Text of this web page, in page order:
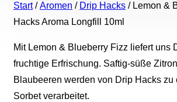
Start/Aromen / Drip Hacks / Lemon &
Hacks Aroma Longfill 10ml
Mit Lemon & Blueberry Fizz liefert uns
fruchtige Erfrischung. Saftig-süße
Blaubeeren werden von Drip Hacks zu
Sorbet verarbeitet.